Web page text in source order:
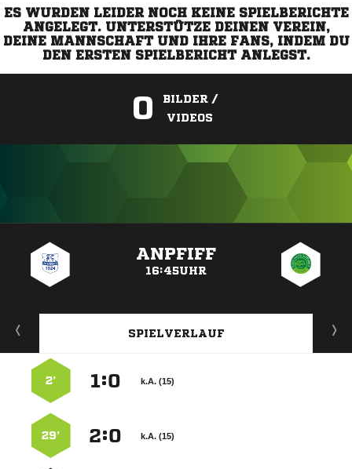
ES WURDEN LEIDER NOCH KEINE SPIELBERICHTE
ANGELEGT. UNTERSTÜTZE DEINEN VEREIN,
DEINE MANNSCHAFT UND IHRE FANS, INDEM DU
DEN ERSTEN SPIELBERICHT ANLEGST.
0
BILDER /
VIDEOS
ANPFIFF
16:45UHR
SPIELVERLAUF
k.A. (15)
:
2’
k.A. (15)
:
29’